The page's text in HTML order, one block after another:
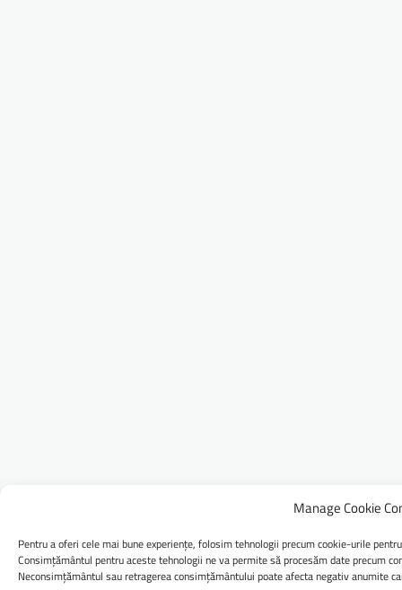
Manage Cookie
Pentru a oferi cele mai bune experiențe, folosim tehnologii precum cookie-urile
Consimțământul pentru aceste tehnologii ne va permite să procesăm date precum
Neconsimțământul sau retragerea consimțământului poate afecta negativ anumite